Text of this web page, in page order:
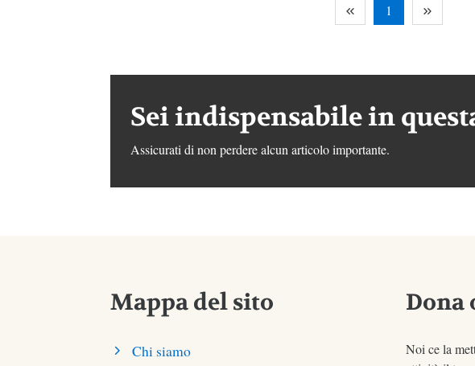
1
Sei indispensabile in
Assicurati di non perdere alcun articolo importante.
Mappa del sito
Chi siamo
Dona
Noi ce la